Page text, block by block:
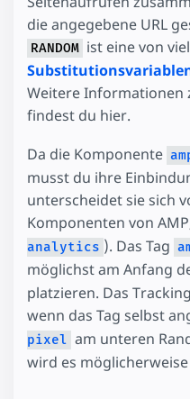
die angegebene URL
RANDOM ist eine von
Weitere Informationen
findest du hier.
Da die Komponente
musst du ihre
unterscheidet sie sich
Komponenten von
analytics ). Das Tag
möglichst am Anfang
platzieren. Das
wenn das Tag selbst
pixel am unteren
wird es